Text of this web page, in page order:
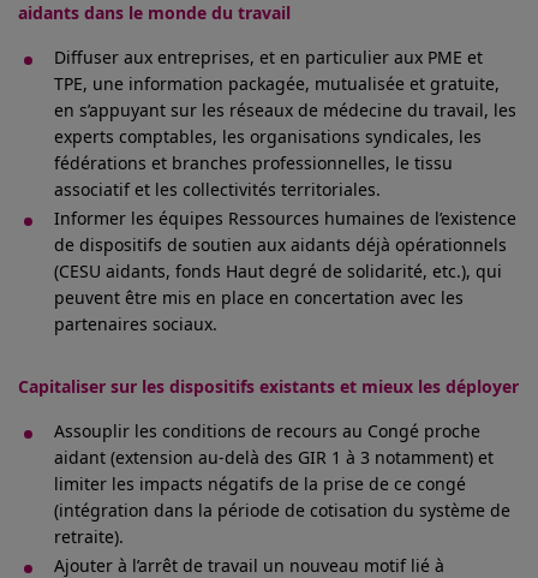
aidants dans le monde du travail
Diffuser aux entreprises, et en particulier aux PME et
TPE, une information packagée, mutualisée et gratuite,
en s’appuyant sur les réseaux de médecine du travail, les
experts comptables, les organisations syndicales, les
fédérations et branches professionnelles, le tissu
associatif et les collectivités territoriales.
Informer les équipes Ressources humaines de l’existence
de dispositifs de soutien aux aidants déjà opérationnels
(CESU aidants, fonds Haut degré de solidarité, etc.), qui
peuvent être mis en place en concertation avec les
partenaires sociaux.
Capitaliser sur les dispositifs existants et mieux les déployer
Assouplir les conditions de recours au Congé proche
aidant (extension au-delà des GIR 1 à 3 notamment) et
limiter les impacts négatifs de la prise de ce congé
(intégration dans la période de cotisation du système de
retraite).
Ajouter à l’arrêt de travail un nouveau motif lié à